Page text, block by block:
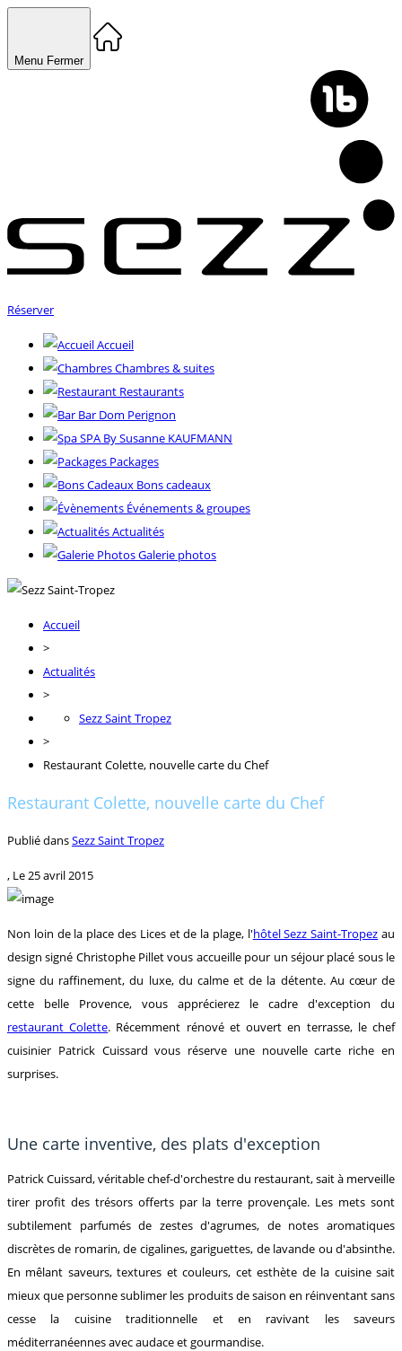
Menu Fermer
Réserver
Accueil
Chambres & suites
Restaurants
Bar Dom Perignon
SPA By Susanne KAUFMANN
Packages
Bons cadeaux
Événements & groupes
Actualités
Galerie photos
Accueil
>
Actualités
>
Sezz Saint Tropez
>
Restaurant Colette, nouvelle carte du Chef
Restaurant Colette, nouvelle carte du Chef
Publié dansSezz Saint Tropez
, Le25 avril 2015
Non loin de la place des Lices et de la plage, l'hôtel Sezz Saint-Tropez au
design signé Christophe Pillet vous accueille pour un séjour placé sous le
signe du raffinement, du luxe, du calme et de la détente. Au cœur de
cette belle Provence, vous apprécierez le cadre d'exception du
restaurant Colette. Récemment rénové et ouvert en terrasse, le chef
cuisinier Patrick Cuissard vous réserve une nouvelle carte riche en
surprises.
Une carte inventive, des plats d'exception
Patrick Cuissard, véritable chef-d'orchestre du restaurant, sait à merveille
tirer profit des trésors offerts par la terre provençale. Les mets sont
subtilement parfumés de zestes d'agrumes, de notes aromatiques
discrètes de romarin, de cigalines, gariguettes, de lavande ou d'absinthe.
En mêlant saveurs, textures et couleurs, cet esthète de la cuisine sait
mieux que personne sublimer les produits de saison en réinventant sans
cesse la cuisine traditionnelle et en ravivant les saveurs
méditerranéennes avec audace et gourmandise.